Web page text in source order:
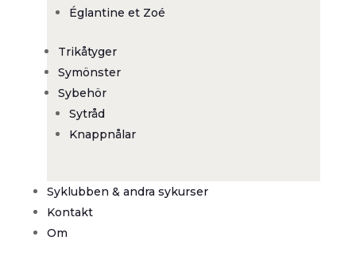
Églantine et Zoé
Trikåtyger
Symönster
Sybehör
Sytråd
Knappnålar
Syklubben & andra sykurser
Kontakt
Om